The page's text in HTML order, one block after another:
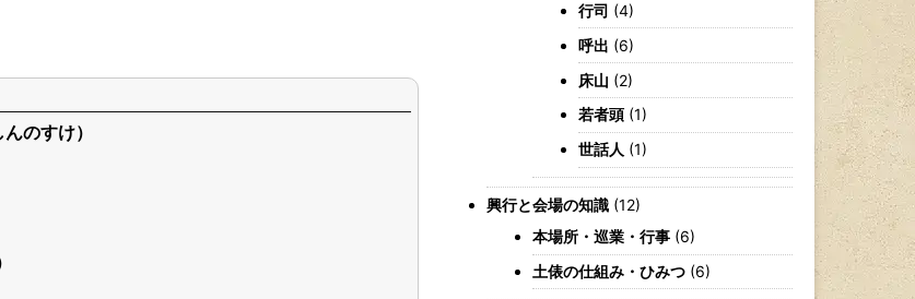
のすけ）
行司 (4)
呼出 (6)
床山 (2)
若者頭 (1)
世話人 (1)
興行と会場の知識 (12)
本場所・巡業・行事 (6)
土俵の仕組み・ひみつ (6)